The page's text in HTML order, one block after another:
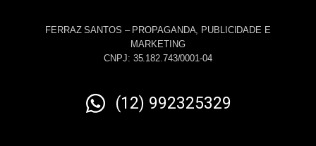
FERRAZ SANTOS – PROPAGANDA, PUBLICIDADE E
MARKETING
CNPJ: 35.182.743/0001-04
(12) 992325329